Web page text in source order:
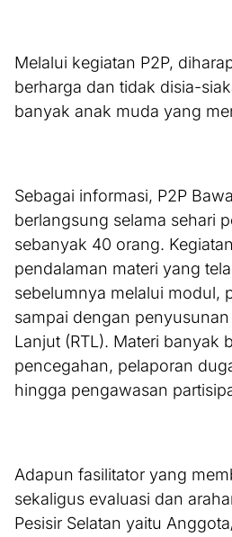
Melalui kegiatan P2P,
berharga dan tidak disia-
banyak anak muda yang
Sebagai informasi, P2P
berlangsung selama sehari
sebanyak 40 orang.
pendalaman materi yang
sebelumnya melalui modul,
sampai dengan
Lanjut (RTL). Materi banyak
pencegahan, pelaporan
hingga pengawasan
Adapun fasilitator yang
sekaligus evaluasi dan
Pesisir Selatan yaitu